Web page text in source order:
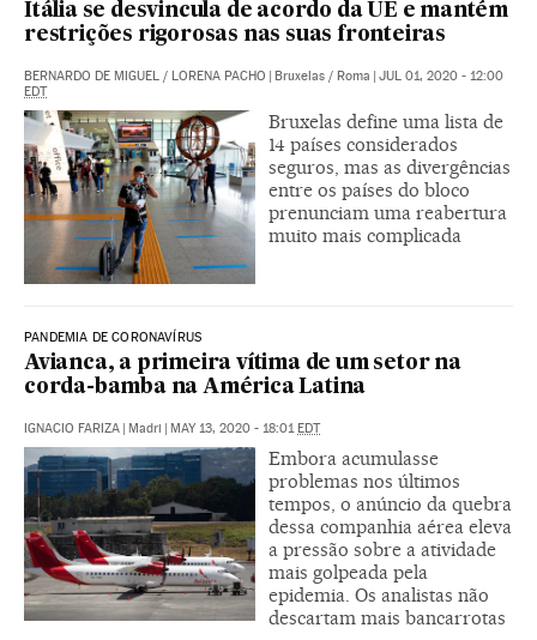
Itália se desvincula de acordo da UE e mantém
restrições rigorosas nas suas fronteiras
BERNARDO DE MIGUEL / LORENA PACHO | Bruxelas / Roma | JUL 01, 2020 - 12:00
EDT
Bruxelas define uma lista de
14 países considerados
seguros, mas as divergências
entre os países do bloco
prenunciam uma reabertura
muito mais complicada
PANDEMIA DE CORONAVÍRUS
Avianca, a primeira vítima de um setor na
corda-bamba na América Latina
IGNACIO FARIZA | Madri | MAY 13, 2020 - 18:01EDT
Embora acumulasse
problemas nos últimos
tempos, o anúncio da quebra
dessa companhia aérea eleva
a pressão sobre a atividade
mais golpeada pela
epidemia. Os analistas não
descartam mais bancarrotas